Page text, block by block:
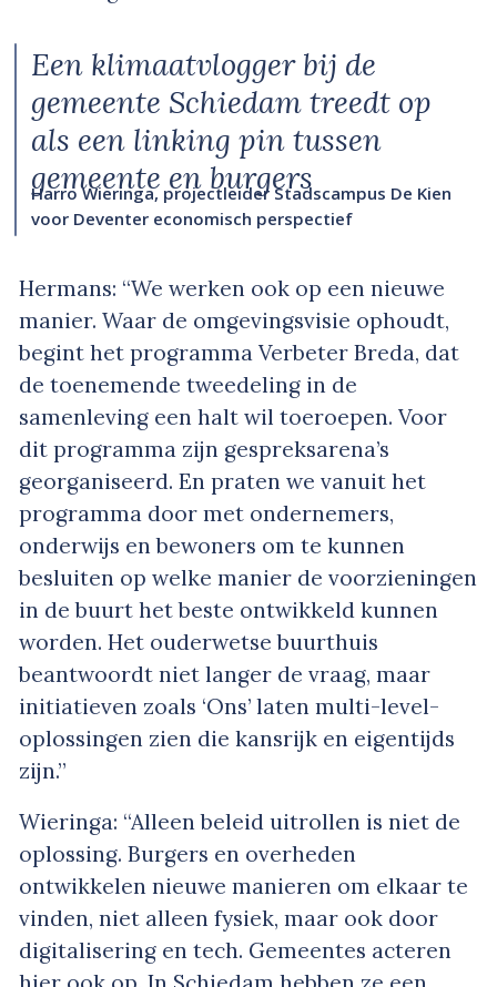
Een klimaatvlogger bij de
gemeente Schiedam treedt op
als een linking pin tussen
gemeente en burgers
Harro Wieringa, projectleider Stadscampus De Kien
voor Deventer economisch perspectief
Hermans: “We werken ook op een nieuwe
manier. Waar de omgevingsvisie ophoudt,
begint het programma Verbeter Breda, dat
de toenemende tweedeling in de
samenleving een halt wil toeroepen. Voor
dit programma zijn gespreksarena’s
georganiseerd. En praten we vanuit het
programma door met ondernemers,
onderwijs en bewoners om te kunnen
besluiten op welke manier de voorzieningen
in de buurt het beste ontwikkeld kunnen
worden. Het ouderwetse buurthuis
beantwoordt niet langer de vraag, maar
initiatieven zoals ‘Ons’ laten multi-level-
oplossingen zien die kansrijk en eigentijds
zijn.”
Wieringa: “Alleen beleid uitrollen is niet de
oplossing. Burgers en overheden
ontwikkelen nieuwe manieren om elkaar te
vinden, niet alleen fysiek, maar ook door
digitalisering en tech. Gemeentes acteren